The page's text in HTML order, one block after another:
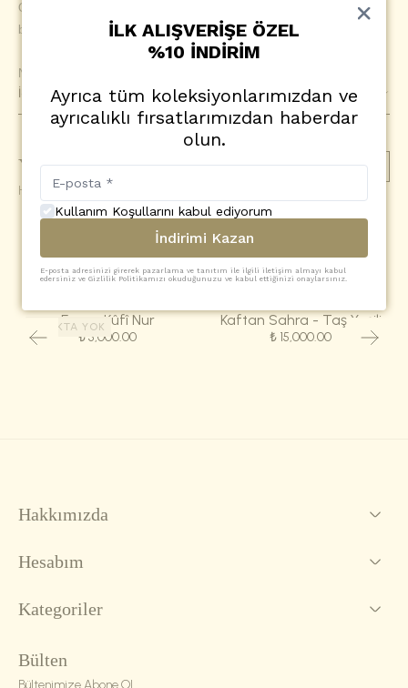
Onu görmek için büyük mucizeler gerekmez—
bazen bir rüzgâr yeter, bir yeşil, bir kıpırtı…
Nisîm modelimiz, bu duygularla sizlere eşlik etmesi için tasarlandı.
İçerik
Yorumlar(0) Yorum Ekle
Henüz yorum yapılmamış
SİZİN İÇİN SEÇTİKLERİMİZ
STOKTA YOK
Eşarp-Kûfî Nur
₺ 5,000.00
Kaftan Sahra - Taş Yeşili
₺ 15,000.00
Hakkımızda
Hesabım
Kategoriler
Bülten
Bültenimize Abone Ol
İLK ALIŞVERİŞE ÖZEL
%10 İNDİRİM
Ayrıca tüm koleksiyonlarımızdan ve
ayrıcalıklı fırsatlarımızdan haberdar
olun.
Kullanım Koşullarını kabul ediyorum
İndirimi Kazan
E-posta adresinizi girerek pazarlama ve tanıtım ile ilgili iletişim almayı kabul
edersiniz ve Gizlilik Politikamızı okuduğunuzu ve kabul ettiğinizi onaylarsınız.